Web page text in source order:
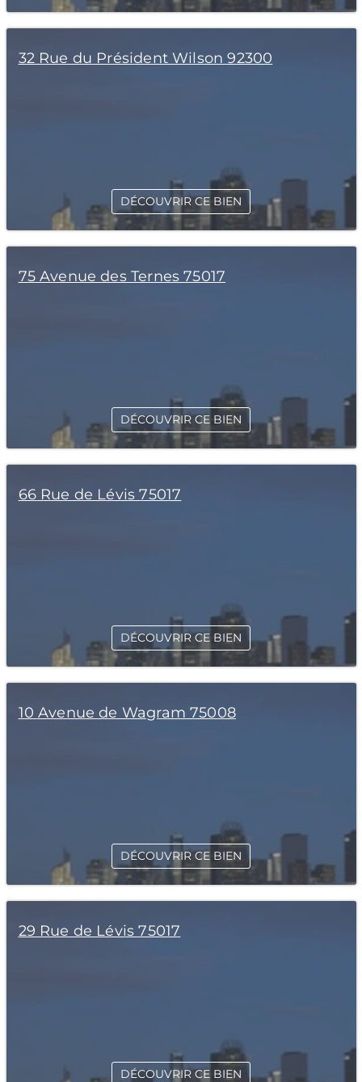
32 Rue du Président Wilson 92300
DÉCOUVRIR CE BIEN
75 Avenue des Ternes 75017
DÉCOUVRIR CE BIEN
66 Rue de Lévis 75017
DÉCOUVRIR CE BIEN
10 Avenue de Wagram 75008
DÉCOUVRIR CE BIEN
29 Rue de Lévis 75017
DÉCOUVRIR CE BIEN